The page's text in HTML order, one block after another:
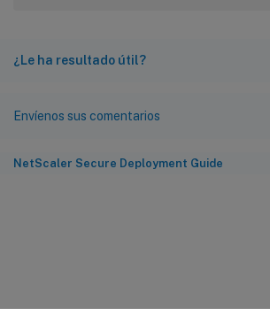
¿Le ha resultado útil?
Envíenos sus comentarios
NetScaler Secure Deployment Guide